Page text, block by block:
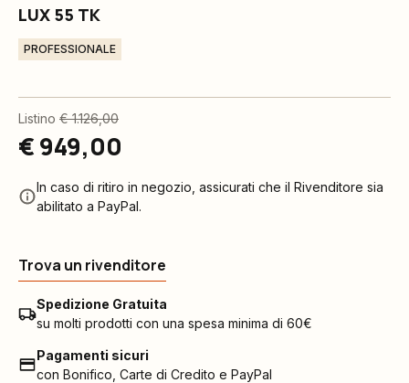
LUX 55 TK
PROFESSIONALE
Listino € 1.126,00
€ 949,00
In caso di ritiro in negozio, assicurati che il Rivenditore sia
abilitato a PayPal.
Trova un rivenditore
Spedizione Gratuita
su molti prodotti con una spesa minima di 60€
Pagamenti sicuri
con Bonifico, Carte di Credito e PayPal